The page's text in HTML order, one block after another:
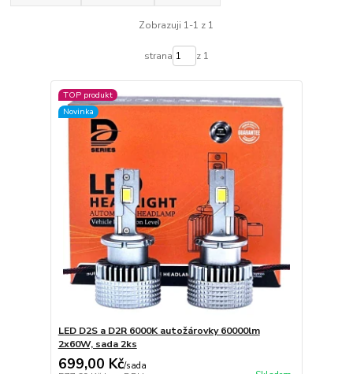
Zobrazuji 1-1 z 1
strana z 1
TOP produkt
Novinka
LED D2S a D2R 6000K autožárovky 60000lm
2x60W, sada 2ks
699,00 Kč/sada